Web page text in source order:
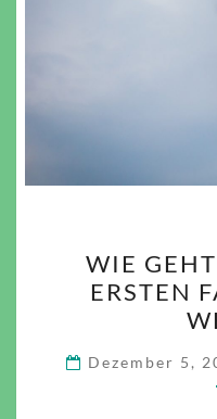
WIE
ERSTEN
Dezember 5,